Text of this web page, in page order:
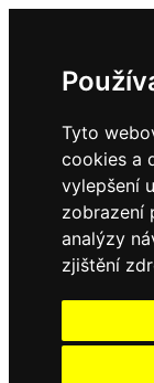
Tyto
cookies a
vylepšení
zobrazení
analýzy
zjištění